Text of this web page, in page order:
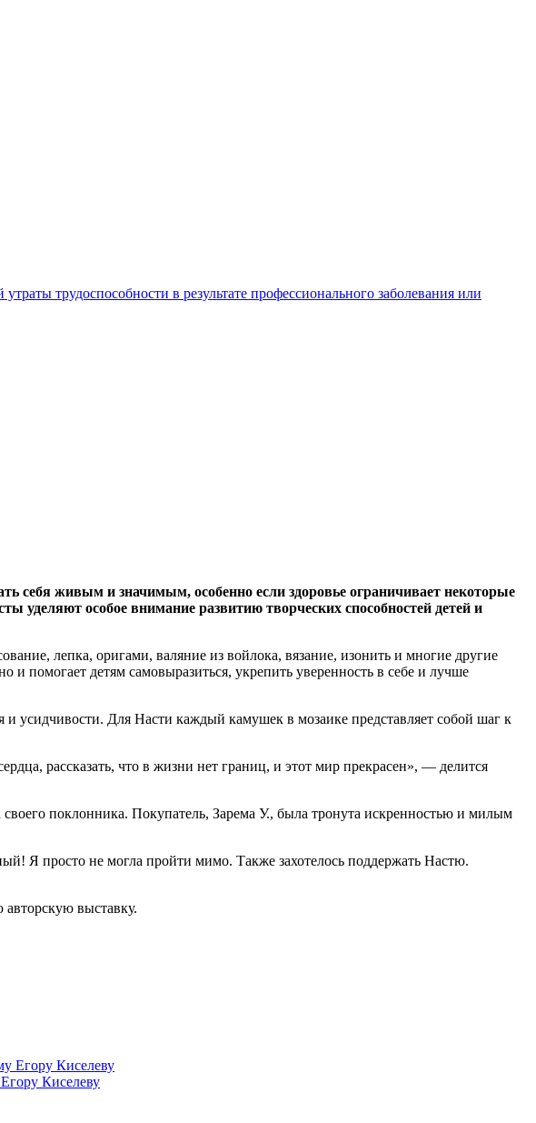
трудоспособности в результате профессионального заболевания или
себя живым и значимым, особенно если здоровье ограничивает некоторые
особое внимание развитию творческих способностей детей и
лепка, оригами, валяние из войлока, вязание, изонить и многие другие
помогает детям самовыразиться, укрепить уверенность в себе и лучше
усидчивости. Для Насти каждый камушек в мозаике представляет собой шаг к
рассказать, что в жизни нет границ, и этот мир прекрасен», — делится
поклонника. Покупатель, Зарема У., была тронута искренностью и милым
Я просто не могла пройти мимо. Также захотелось поддержать Настю.
авторскую выставку.
Киселеву